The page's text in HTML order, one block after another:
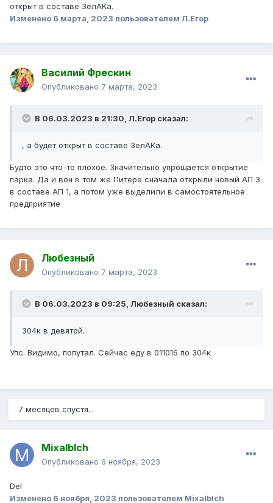
открыт в составе ЗелАКа.
Изменено 6 марта, 2023 пользователем Л.Егор
Василий Фрескин
Опубликовано 7 марта, 2023
В 06.03.2023 в 21:30, Л.Егор сказал:
, а будет открыт в составе ЗелАКа.
Будто это что-то плохое. Значительно упрощается открытие
парка. Да и вон в том же Питере сначала открыли новый АП 3
в составе АП 1, а потом уже выделили в самостоятельное
предприятие
Любезный
Опубликовано 7 марта, 2023
В 06.03.2023 в 09:25, Любезный сказал:
304к в девятой.
Упс. Видимо, попутал. Сейчас еду в 011016 по 304к
7 месяцев спустя...
Mixalblch
Опубликовано 6 ноября, 2023
Del
Изменено 6 ноября, 2023 пользователем Mixalblch